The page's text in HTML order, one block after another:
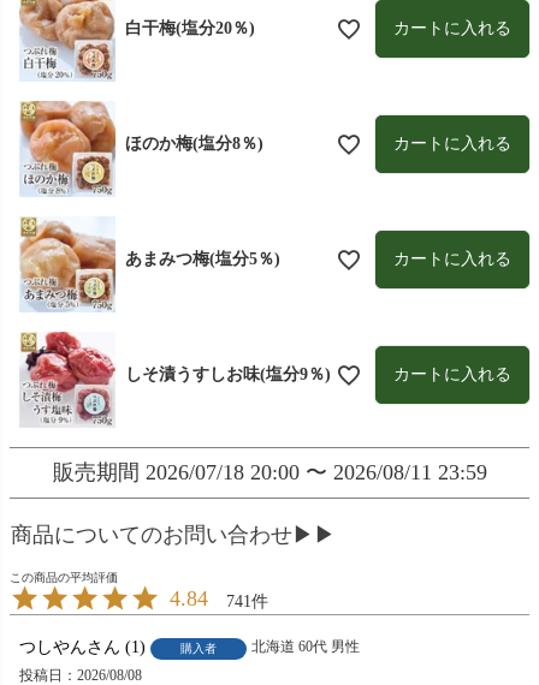
白干梅(塩分20％) カートに入れる
ほのか梅(塩分8％) カートに入れる
あまみつ梅(塩分5％) カートに入れる
しそ漬うすしお味(塩分9％) カートに入れる
販売期間 2026/07/18 20:00 〜 2026/08/11 23:59
商品についてのお問い合わせ▶▶
4.84 741
つしやん 1 購入者 北海道 60代 男性
投稿日
2026/08/08